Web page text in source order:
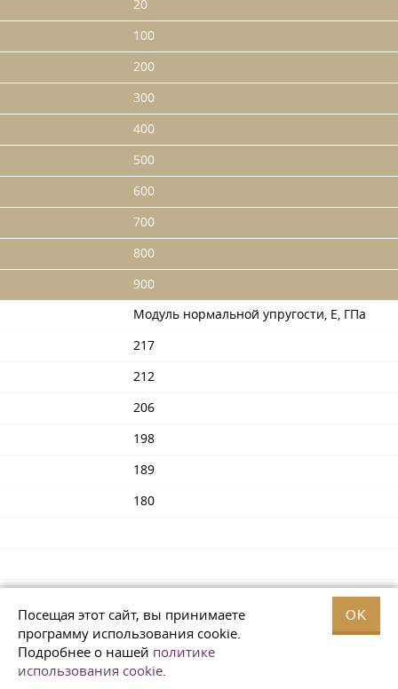
Посещая этот сайт, вы принимаете
программу использования cookie.
Подробнее о нашей политике
использования cookie.
OK
20
100
200
300
400
500
600
700
800
900
Модуль нормальной упругости, Е, ГПа
217
212
206
198
189
180
Модуль упругости при сдвиге
кручением G, ГПа